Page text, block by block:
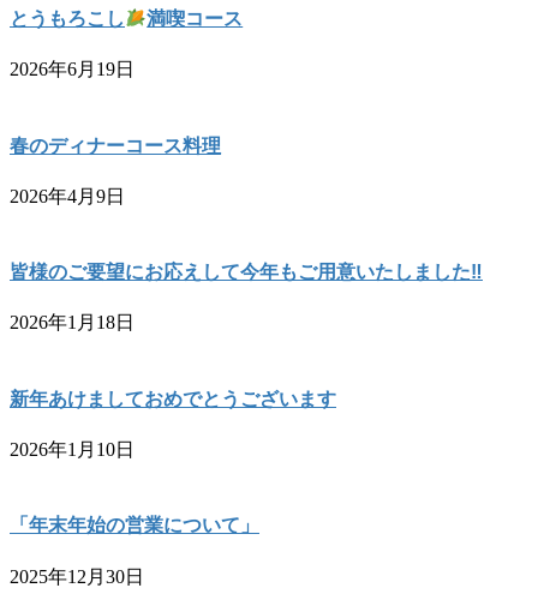
とうもろこし 満喫コース
2026年6月19日
春のディナーコース料理
2026年4月9日
皆様のご要望にお応えして今年もご用意いたしました‼︎
2026年1月18日
新年あけましておめでとうございます
2026年1月10日
「年末年始の営業について」
2025年12月30日